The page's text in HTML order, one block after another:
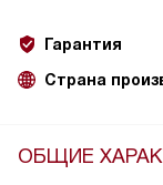
Гарантия
Страна
ОБЩИЕ